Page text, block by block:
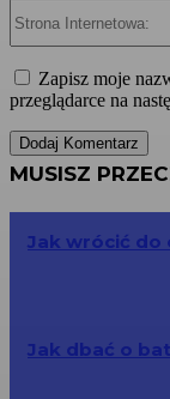
Zapisz moje
przeglądarce na
MUSISZ
Jak wrócić do
Jak dbać o